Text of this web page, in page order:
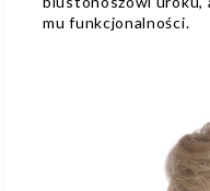
mu funkcjonalności.